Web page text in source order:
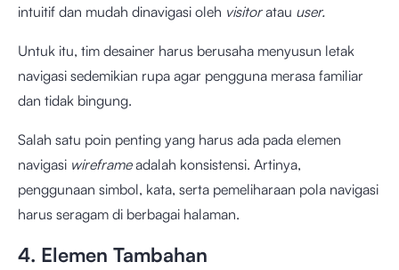
intuitif dan mudah dinavigasi oleh visitoratau user.
Untuk itu, tim desainer harus berusaha menyusun letak
navigasi sedemikian rupa agar pengguna merasa familiar
dan tidak bingung.
Salah satu poin penting yang harus ada pada elemen
navigasi wireframeadalah konsistensi. Artinya,
penggunaan simbol, kata, serta pemeliharaan pola navigasi
harus seragam di berbagai halaman.
4. Elemen Tambahan